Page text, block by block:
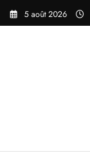
Aller
5 août 2026